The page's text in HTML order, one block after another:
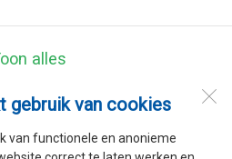
gebruik van cookies
van functionele en anonieme
alles
52
Westbeemster